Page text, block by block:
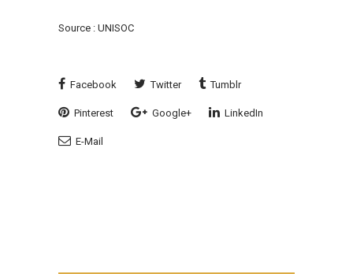
Source : UNISOC
Facebook Twitter Tumblr
Pinterest Google+ LinkedIn
E-Mail